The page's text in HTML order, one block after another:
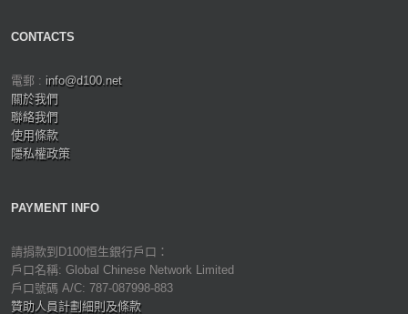
CONTACTS
電郵 : info@d100.net
關於我們
聯絡我們
使用條款
隱私權政策
PAYMENT INFO
請捐款到D100恒生銀行戶口：
戶口名稱: Global Chinese Network Limited
戶口號碼 A/C: 787-087998-883
贊助人員計劃細則及條款